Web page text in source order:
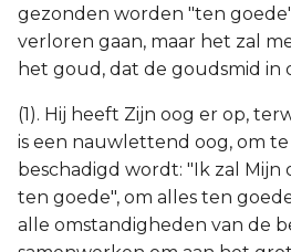
gezonden worden "ten
verloren gaan, maar het zal
het goud, dat de goudsmid in
(1). Hij heeft Zijn oog er op,
is een nauwlettend oog, om
beschadigd wordt: "Ik zal Mijn
ten goede", om alles ten
alle omstandigheden van de